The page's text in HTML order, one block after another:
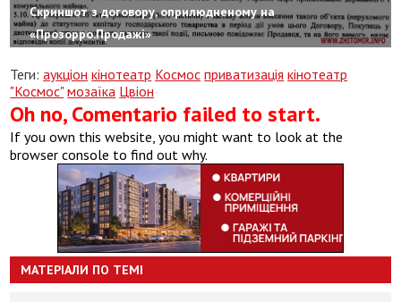
Скриншот з договору, оприлюдненому на
«Прозорро.Продажі»
Теги:аукціон кінотеатр Космос приватизація кінотеатр
"Космос" мозаїка Цвіон
Oh no, Comentario failed to start.
If you own this website, you might want to look at the
browser console to find out why.
МАТЕРІАЛИ ПО ТЕМІ